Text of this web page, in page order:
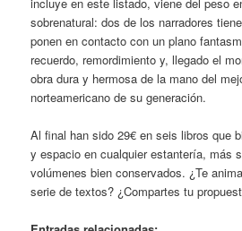
sobrenatural: dos de los narradores
ponen en contacto con un plano
recuerdo, remordimiento y, llegado el
obra dura y hermosa de la mano del
norteamericano de su generación.
Al final han sido 29€ en seis libros que
y espacio en cualquier estantería, más
volúmenes bien conservados. ¿Te
serie de textos? ¿Compartes tu